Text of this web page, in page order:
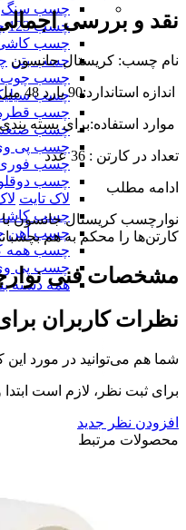
چسب سنگ
چسب 123
چسب
چسب بتن
چسب چوب
چسب
چسب
چسب
چسب پی
چسب
چسب
لاک تایت
چسب
چسب آهن
چسب همه
چسب پی
همه دسته
نقد و بررسی
نام چسب: کریستال جانسون
اندازه استاندارد:90 یارد 48 میل
موارد استفاده:برای بسته
تعداد در کارتن : 36 عدد
ادامه مطلب
کارتن‌ها را محکم به هم
مشخصات فنی
نظرات کاربران
شما هم می‌توانید در مورد این
برای ثبت نظر، لازم است
افزودن نظر جدید
محصولات مرتبط